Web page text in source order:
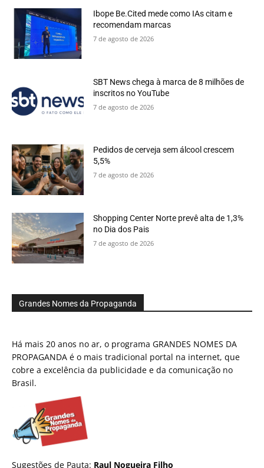
Ibope Be.Cited mede como IAs citam e
recomendam marcas
7 de agosto de 2026
SBT News chega à marca de 8 milhões de
inscritos no YouTube
7 de agosto de 2026
Pedidos de cerveja sem álcool crescem
5,5%
7 de agosto de 2026
Shopping Center Norte prevê alta de 1,3%
no Dia dos Pais
7 de agosto de 2026
Grandes Nomes da Propaganda
Há mais 20 anos no ar, o programa GRANDES NOMES DA
PROPAGANDA é o mais tradicional portal na internet, que
cobre a excelência da publicidade e da comunicação no
Brasil.
Sugestões de Pauta: Raul Nogueira Filho